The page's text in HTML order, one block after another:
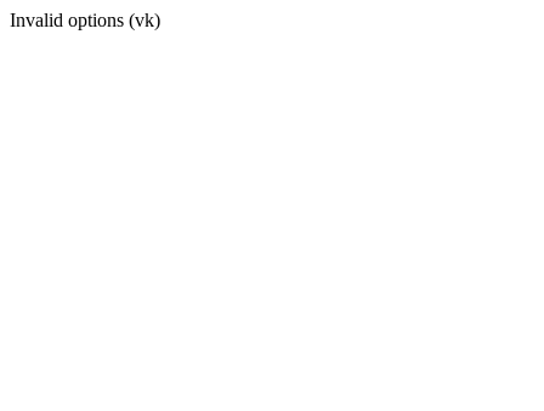
Invalid options (vk)